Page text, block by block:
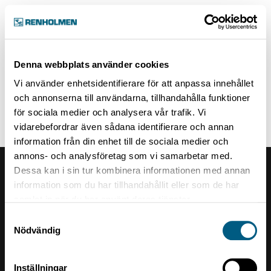
Denna webbplats använder cookies
Vi använder enhetsidentifierare för att anpassa innehållet
och annonserna till användarna, tillhandahålla funktioner
för sociala medier och analysera vår trafik. Vi
vidarebefordrar även sådana identifierare och annan
information från din enhet till de sociala medier och
annons- och analysföretag som vi samarbetar med.
Dessa kan i sin tur kombinera informationen med annan
information som du har tillhandahållit eller som de har
Nödvändig
Inställningar
Hem
Renholmens logo
Renholmen AB